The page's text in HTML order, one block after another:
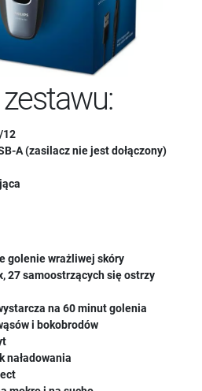
12
A (zasilacz nie jest dołączony)
golenie wrażliwej skóry
27 samoostrzących się ostrzy
na 60 minut golenia
i bokobrodów
naładowania